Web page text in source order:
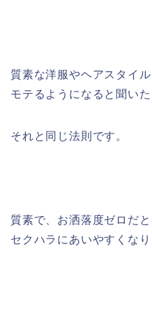
質素な洋服やヘアスタイ
モテるようになると聞い
それと同じ法則です。
質素で、お洒落度ゼロだと
セクハラにあいやすくなり